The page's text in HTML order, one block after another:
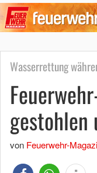
Wasserrettung
gestohlen
von Feuerwehr-